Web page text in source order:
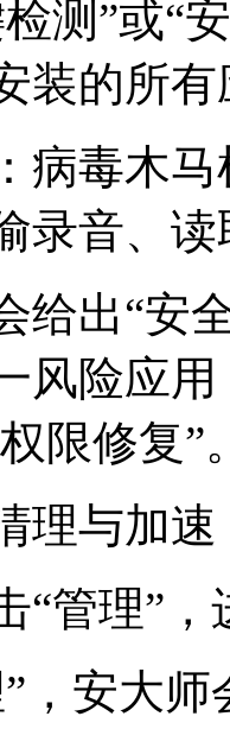
测”或“
装的所有
病毒木
录音、
给出“安
风险应
限修复”
理与加速
“管理”
，安大